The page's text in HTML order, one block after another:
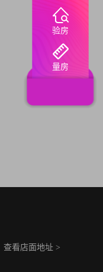
查看店面地址 >
验房
量房